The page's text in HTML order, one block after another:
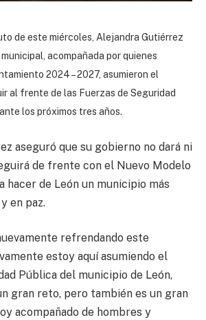
de este miércoles, Alejandra Gutiérrez
acompañada por quienes
2024 – 2027, asumieron el
al frente de las Fuerzas de Seguridad
los próximos tres años.
aseguró que su gobierno no dará ni
de frente con el Nuevo Modelo
hacer de León un municipio más
en paz.
refrendando este
estoy aquí asumiendo el
Pública del municipio de León,
gran reto, pero también es un gran
acompañado de hombres y